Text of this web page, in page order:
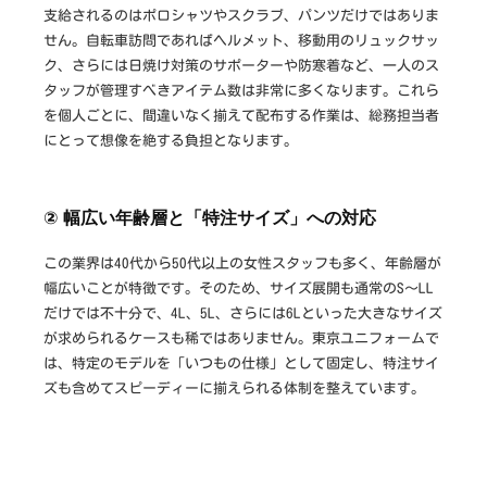
支給されるのはポロシャツやスクラブ、パンツだけではありま
せん。自転車訪問であればヘルメット、移動用のリュックサッ
ク、さらには日焼け対策のサポーターや防寒着など、一人のス
タッフが管理すべきアイテム数は非常に多くなります。これら
を個人ごとに、間違いなく揃えて配布する作業は、総務担当者
にとって想像を絶する負担となります。
② 幅広い年齢層と「特注サイズ」への対応
この業界は40代から50代以上の女性スタッフも多く、年齢層が
幅広いことが特徴です。そのため、サイズ展開も通常のS〜LL
だけでは不十分で、4L、5L、さらには6Lといった大きなサイズ
が求められるケースも稀ではありません。東京ユニフォームで
は、特定のモデルを「いつもの仕様」として固定し、特注サイ
ズも含めてスピーディーに揃えられる体制を整えています。